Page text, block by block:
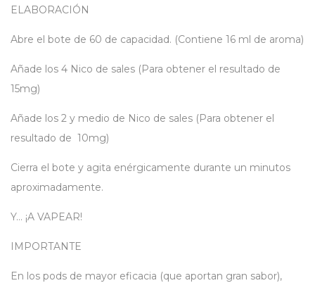
ELABORACIÓN
Abre el bote de 60 de capacidad. (Contiene 16 ml de aroma)
Añade los 4 Nico de sales (Para obtener el resultado de
15mg)
Añade los 2 y medio de Nico de sales (Para obtener el
resultado de 10mg)
Cierra el bote y agita enérgicamente durante un minutos
aproximadamente.
Y… ¡A VAPEAR!
IMPORTANTE
En los pods de mayor eficacia (que aportan gran sabor),